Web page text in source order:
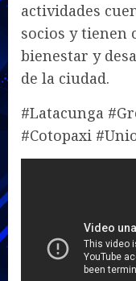
actividades
socios y tienen
bienestar y
de la ciudad.
#Latacunga
#Cotopaxi